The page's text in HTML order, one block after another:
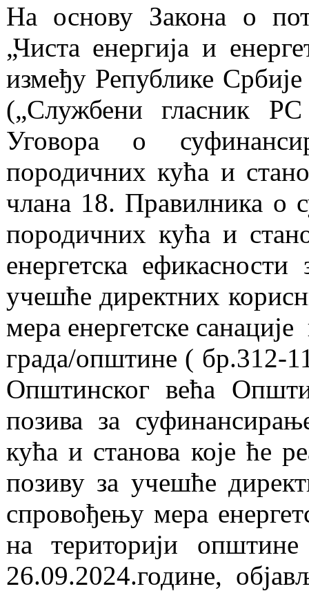
На основу Закона о
„Чиста енергија и
између Републике
(„Службени гласник
Уговора о
породичних кућа и
члана 18. Правилника о
породичних кућа и
енергетска
учешће директних
мера енергетске
града/општине ( бр.312-
Општинског већа
позива за
кућа и станова које ће
позиву за учешће
спровођењу мера
на територији
26.09.2024.године,